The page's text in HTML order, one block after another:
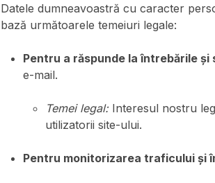
Datele dumneavoastră cu caracter
bază următoarele temeiuri legale:
Pentru a răspunde la întrebările
e-mail.
Temei legal:Interesul nostru
utilizatorii site-ului.
Pentru monitorizarea traficului și